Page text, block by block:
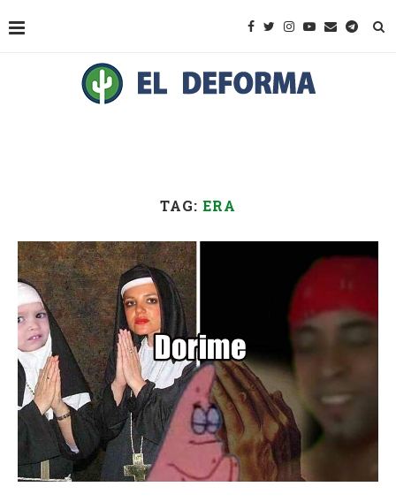
TAG: ERA